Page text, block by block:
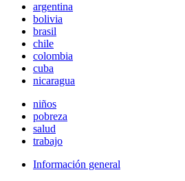
argentina
bolivia
brasil
chile
colombia
cuba
nicaragua
niños
pobreza
salud
trabajo
Información general